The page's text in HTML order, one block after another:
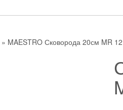
» MAESTRO Сковорода 20см MR